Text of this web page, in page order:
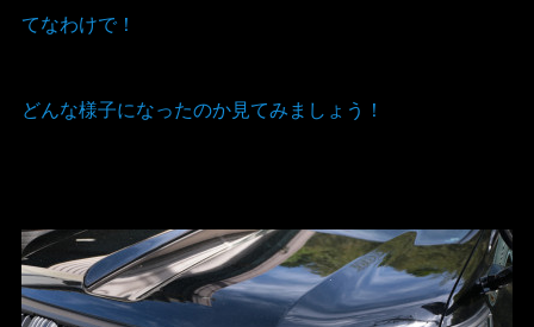
てなわけで！
どんな様子になったのか見てみましょう！